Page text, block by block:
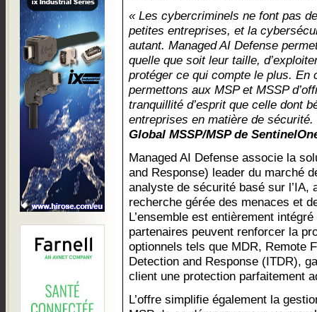
« Les cybercriminels ne font pas
petites entreprises, et la
autant. Managed AI Defense
quelle que soit leur taille,
protéger ce qui compte le plus. En
permettons aux MSP et MSSP
tranquillité d’esprit que celle dont
entreprises en matière de
Global MSSP/MSP de
Managed AI Defense associe la
and Response) leader du marché
analyste de sécurité basé sur l’IA,
recherche gérée des menaces et
L’ensemble est entièrement
partenaires peuvent renforcer la
optionnels tels que MDR, Remote
Detection and Response (ITDR),
client une protection parfaitement
L’offre simplifie également la